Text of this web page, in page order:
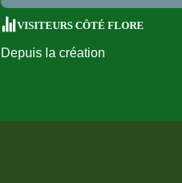
VISITEURS CÔTÉ FLORE
Depuis la création